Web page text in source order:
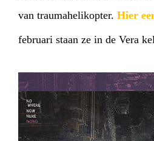
van traumahelikopter. Hier
februari staan ze in de Vera